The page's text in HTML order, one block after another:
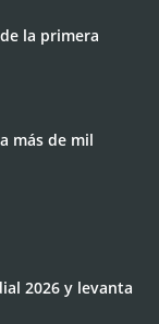
la primera
más de mil
2026 y levanta